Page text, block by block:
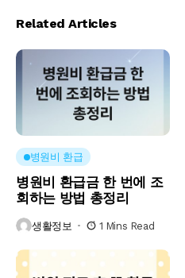
Related Articles
병원비 환급
병원비 환급금 한 번에 조
회하는 방법 총정리
생활정보 1 Mins Read